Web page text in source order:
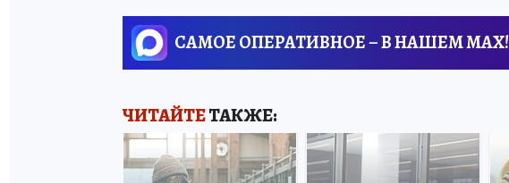
САМОЕ ОПЕРАТИВНОЕ – В НАШЕМ MAX!
ЧИТАЙТЕТАКЖЕ: